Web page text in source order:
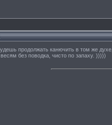
продолжать канючить в том же
без поводка, чисто по запаху. )))))